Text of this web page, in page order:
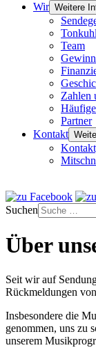
Wir Weitere
Team
Zahlen
Partner
Kontakt
Suchen
Über
Seit wir auf
Rückmeldungen
Insbesondere die
genommen, uns zu
unserem